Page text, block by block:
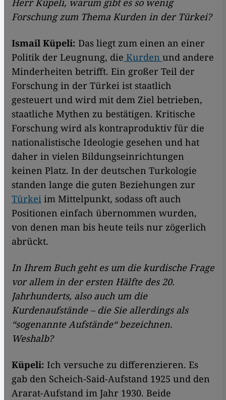
Herr Küpeli, warum gibt es so wenig
Forschung zum Thema Kurden in der Türkei?
Ismail Küpeli: Das liegt zum einen an einer
Politik der Leugnung, die Kurden und andere
Minderheiten betrifft. Ein großer Teil der
Forschung in der Türkei ist staatlich
gesteuert und wird mit dem Ziel betrieben,
staatliche Mythen zu bestätigen. Kritische
Forschung wird als kontraproduktiv für die
nationalistische Ideologie gesehen und hat
daher in vielen Bildungseinrichtungen
keinen Platz. In der deutschen Turkologie
standen lange die guten Beziehungen zur
Türkei im Mittelpunkt, sodass oft auch
Positionen einfach übernommen wurden,
von denen man bis heute teils nur zögerlich
abrückt.
In Ihrem Buch geht es um die kurdische Frage
vor allem in der ersten Hälfte des 20.
Jahrhunderts, also auch um die
Kurdenaufstände – die Sie allerdings als
“sogenannte Aufstände“ bezeichnen.
Weshalb?
Küpeli: Ich versuche zu differenzieren. Es
gab den Scheich-Said-Aufstand 1925 und den
Ararat-Aufstand im Jahr 1930. Beide